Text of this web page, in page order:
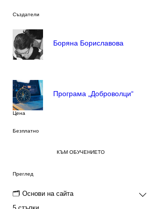
Създатели
Боряна Бориславова
Програма „Доброволци“
Цена
Безплатно
КЪМ ОБУЧЕНИЕТО
Преглед
🗂️ Основи на сайта
.